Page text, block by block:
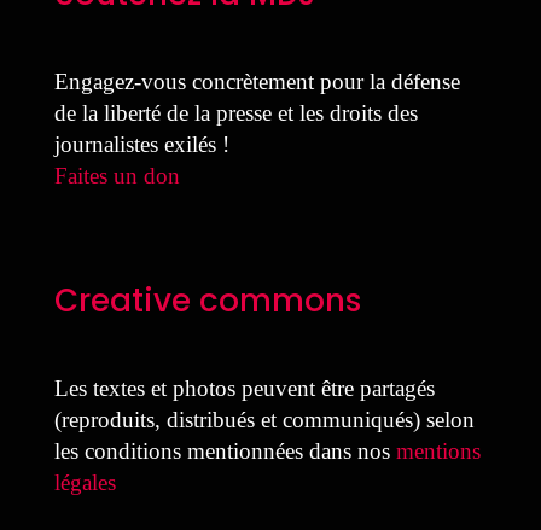
Engagez-vous concrètement pour la défense
de la liberté de la presse et les droits des
journalistes exilés !
Faites un don
Creative commons
Les textes et photos peuvent être partagés
(reproduits, distribués et communiqués) selon
les conditions mentionnées dans nos mentions
légales